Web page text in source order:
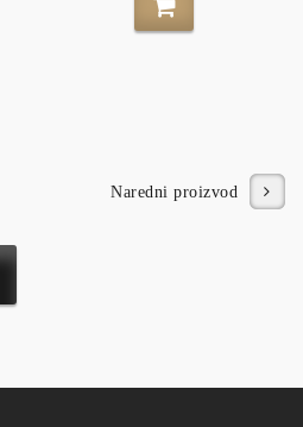
Naredni proizvod